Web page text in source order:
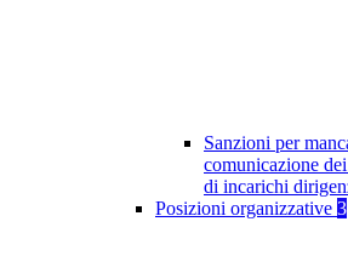
Sanzioni per
comunicazione
di incarichi
Posizioni organizzative 3